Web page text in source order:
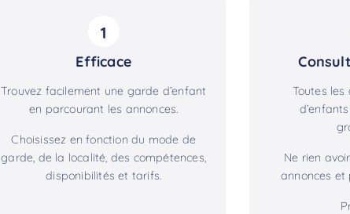
1
Efficace
Trouvez facilement une garde d’enfant
en parcourant les annonces.
Choisissez en fonction du mode de
garde, de la localité, des compétences,
disponibilités et tarifs.
Toutes
Ne rien
annonces et